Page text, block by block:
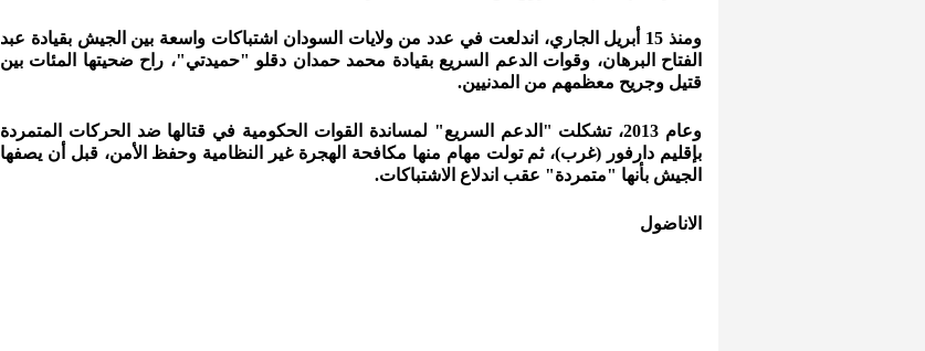
ومنذ 15 أبريل الجاري، اندلعت في عدد من ولايات السودان اشتباكات واسعة بين الجيش بقيادة عبد
الفتاح البرهان، وقوات الدعم السريع بقيادة محمد حمدان دقلو "حميدتي"، راح ضحيتها المئات بين
قتيل وجريح معظمهم من المدنيين.
وعام 2013، تشكلت "الدعم السريع" لمساندة القوات الحكومية في قتالها ضد الحركات المتمردة
بإقليم دارفور (غرب)، ثم تولت مهام منها مكافحة الهجرة غير النظامية وحفظ الأمن، قبل أن يصفها
الجيش بأنها "متمردة" عقب اندلاع الاشتباكات.
الاناضول